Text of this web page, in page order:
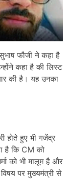
फौजी ने कहा है
कहा है की लिस्ट
की है। यह उनका
होते हुए भी गजेंद्र
है कि CM को
को भी मालूम है और
पर मुख्यमंत्री से